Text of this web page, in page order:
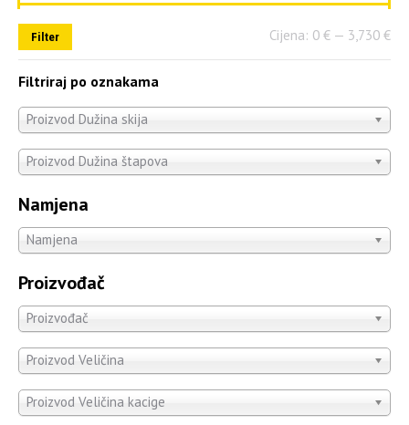
Filter Cijena: 0 € — 3,730 €
Filtriraj po oznakama
Proizvod Dužina skija
Proizvod Dužina štapova
Namjena
Namjena
Proizvođač
Proizvođač
Proizvod Veličina
Proizvod Veličina kacige